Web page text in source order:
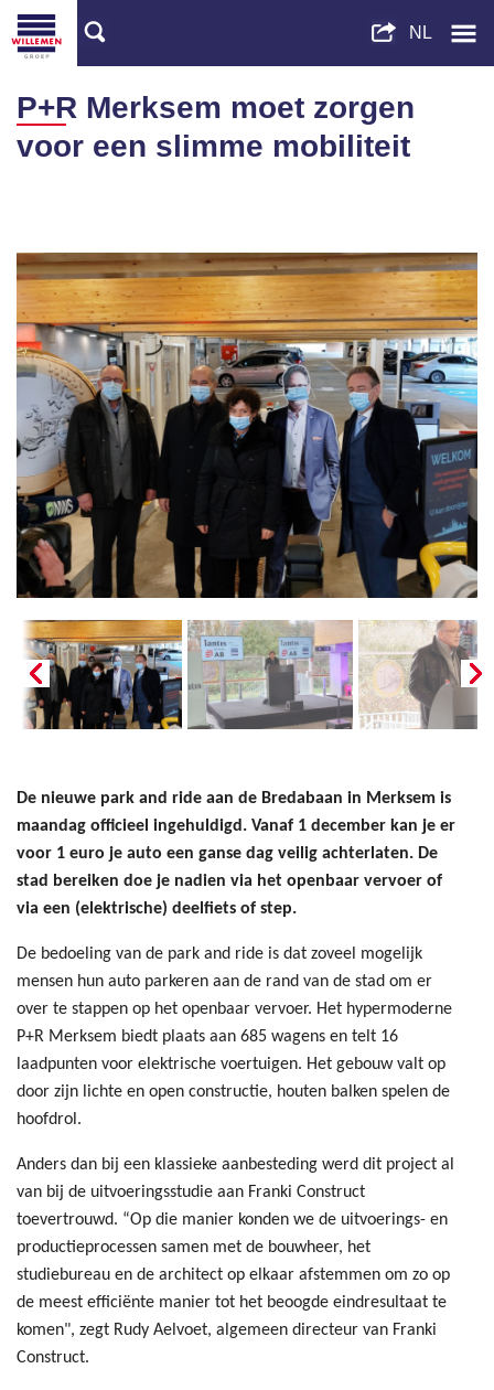
P+R Merksem moet zorgen
voor een slimme mobiliteit
De nieuwe park and ride aan de Bredabaan in Merksem is
maandag officieel ingehuldigd. Vanaf 1 december kan je er
voor 1 euro je auto een ganse dag veilig achterlaten. De
stad bereiken doe je nadien via het openbaar vervoer of
via een (elektrische) deelfiets of step.
De bedoeling van de park and ride is dat zoveel mogelijk
mensen hun auto parkeren aan de rand van de stad om er
over te stappen op het openbaar vervoer. Het hypermoderne
P+R Merksem biedt plaats aan 685 wagens en telt 16
laadpunten voor elektrische voertuigen. Het gebouw valt op
door zijn lichte en open constructie, houten balken spelen de
hoofdrol.
Anders dan bij een klassieke aanbesteding werd dit project al
van bij de uitvoeringsstudie aan Franki Construct
toevertrouwd. “Op die manier konden we de uitvoerings- en
productieprocessen samen met de bouwheer, het
studiebureau en de architect op elkaar afstemmen om zo op
de meest efficiënte manier tot het beoogde eindresultaat te
komen", zegt Rudy Aelvoet, algemeen directeur van Franki
Construct.